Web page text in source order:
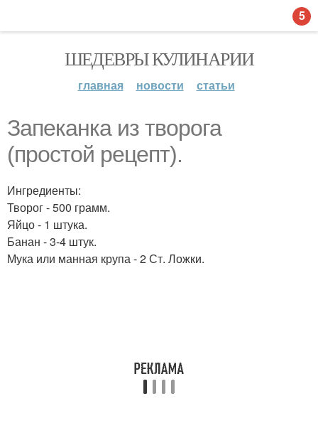
ШЕДЕВРЫ КУЛИНАРИИ
главная новости статьи
Запеканка из творога
(простой рецепт).
Ингредиенты:
Творог - 500 грамм.
Яйцо - 1 штука.
Банан - 3-4 штук.
Мука или манная крупа - 2 Ст. Ложки.
5